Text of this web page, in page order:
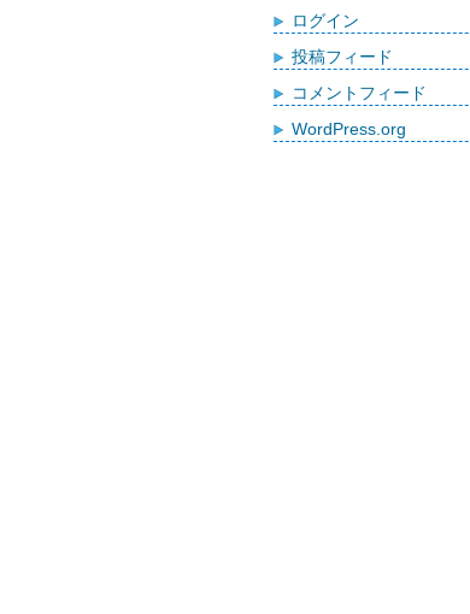
ログイン
投稿フィード
コメントフィード
WordPress.org